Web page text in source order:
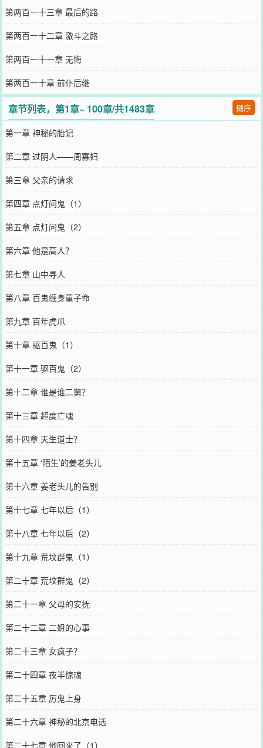
第两百一十三章 最后的路
第两百一十二章 激斗之路
第两百一十一章 无悔
第两百一十章 前仆后继
章节列表，第1章~ 100章/共1483章 倒序
第一章 神秘的胎记
第二章 过阴人——周寡妇
第三章 父亲的请求
第四章 点灯问鬼（1）
第五章 点灯问鬼（2）
第六章 他是高人？
第七章 山中寻人
第八章 百鬼缠身童子命
第九章 百年虎爪
第十章 驱百鬼（1）
第十一章 驱百鬼（2）
第十二章 谁是谁二舅？
第十三章 超度亡魂
第十四章 天生道士？
第十五章 ‘陌生’的姜老头儿
第十六章 姜老头儿的告别
第十七章 七年以后（1）
第十八章 七年以后（2）
第十九章 荒坟群鬼（1）
第二十章 荒坟群鬼（2）
第二十一章 父母的安抚
第二十二章 二姐的心事
第二十三章 女疯子？
第二十四章 夜半惊魂
第二十五章 厉鬼上身
第二十六章 神秘的北京电话
第二十七章 他回来了（1）